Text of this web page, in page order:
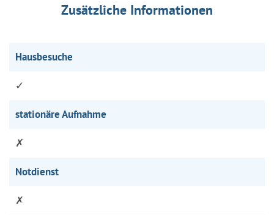
Zusätzliche Informationen
Hausbesuche
✓
stationäre Aufnahme
✗
Notdienst
✗